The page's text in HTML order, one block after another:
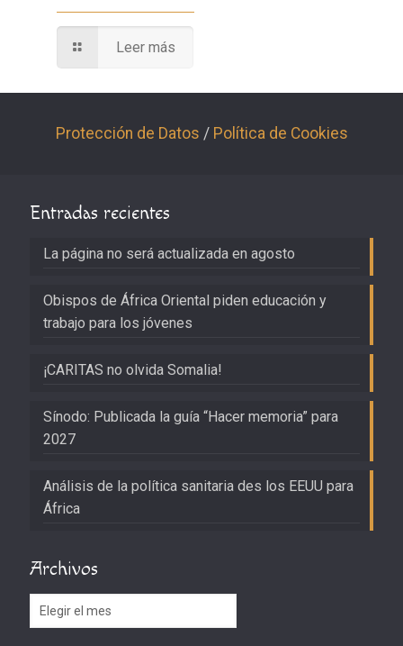
Leer más
Protección de Datos / Política de Cookies
Entradas recientes
La página no será actualizada en agosto
Obispos de África Oriental piden educación y
trabajo para los jóvenes
¡CARITAS no olvida Somalia!
Sínodo: Publicada la guía “Hacer memoria” para
2027
Análisis de la política sanitaria des los EEUU para
África
Archivos
Archivos